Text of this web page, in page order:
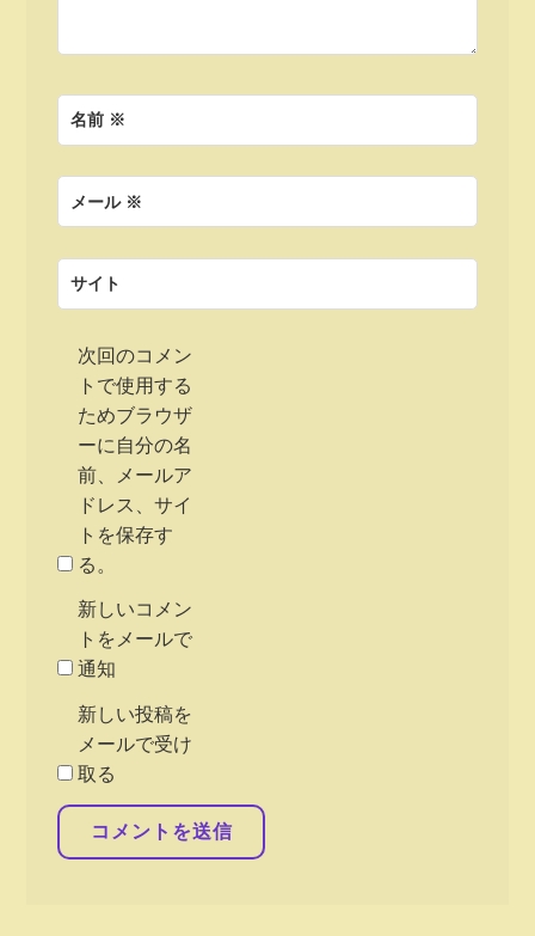
名前 ※
メール ※
サイト
次回のコメン
トで使用する
ためブラウザ
ーに自分の名
前、メールア
ドレス、サイ
トを保存す
る。
新しいコメン
トをメールで
通知
新しい投稿を
メールで受け
取る